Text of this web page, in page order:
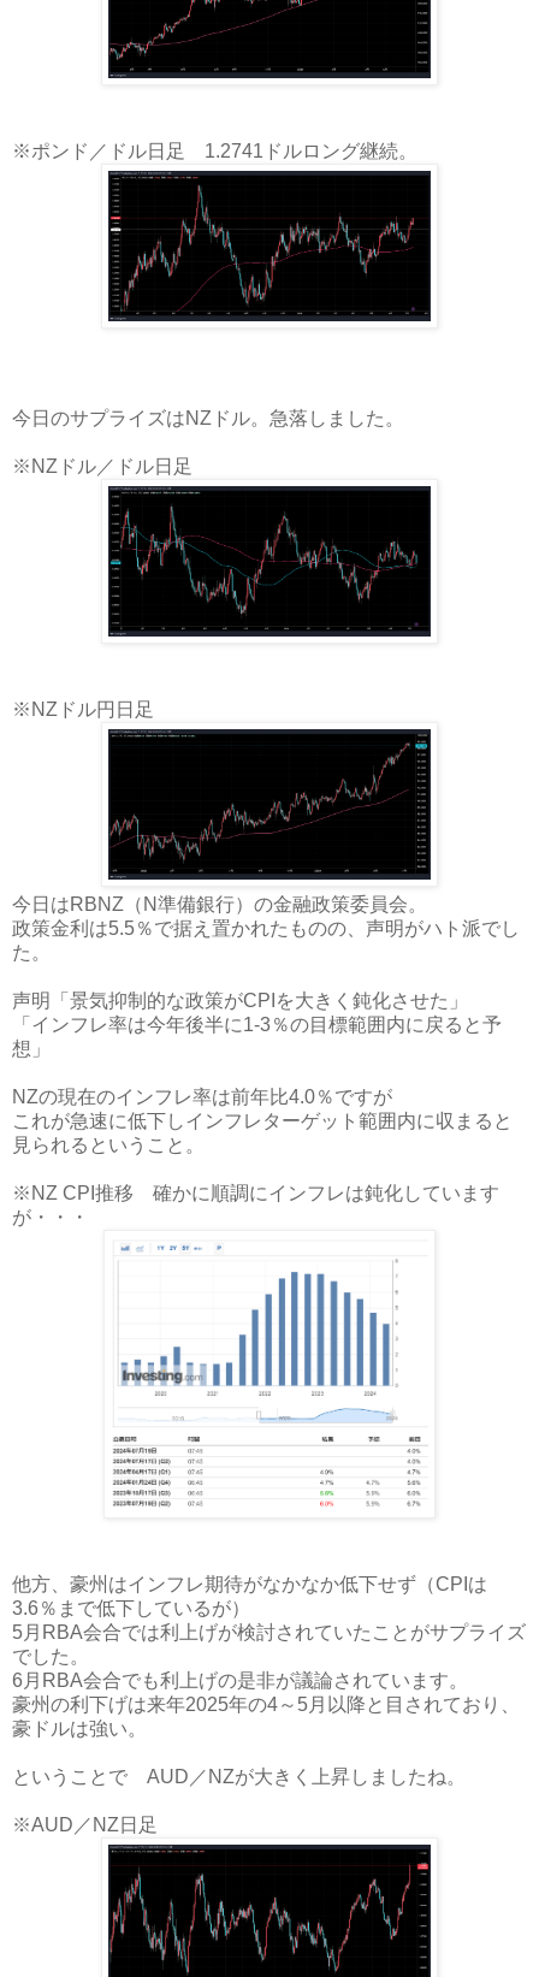
※ポンド／ドル日足 1.2741ドルロング継続。
今日のサプライズはNZドル。急落しました。
※NZドル／ドル日足
※NZドル円日足
今日はRBNZ（N準備銀行）の金融政策委員会。
政策金利は5.5％で据え置かれたものの、声明がハト派でし
た。
声明「景気抑制的な政策がCPIを大きく鈍化させた」
「インフレ率は今年後半に1-3％の目標範囲内に戻ると予
想」
NZの現在のインフレ率は前年比4.0％ですが
これが急速に低下しインフレターゲット範囲内に収まると
見られるということ。
※NZ CPI推移 確かに順調にインフレは鈍化しています
が・・・
他方、豪州はインフレ期待がなかなか低下せず（CPIは
3.6％まで低下しているが）
5月RBA会合では利上げが検討されていたことがサプライズ
でした。
6月RBA会合でも利上げの是非が議論されています。
豪州の利下げは来年2025年の4～5月以降と目されており、
豪ドルは強い。
ということで AUD／NZが大きく上昇しましたね。
※AUD／NZ日足